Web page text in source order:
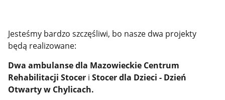
Jesteśmy bardzo szczęśliwi, bo nasze dwa projekty
będą realizowane:
Dwa ambulanse dla Mazowieckie Centrum
Rehabilitacji Stoceri Stocer dla Dzieci - Dzień
Otwarty w Chylicach.